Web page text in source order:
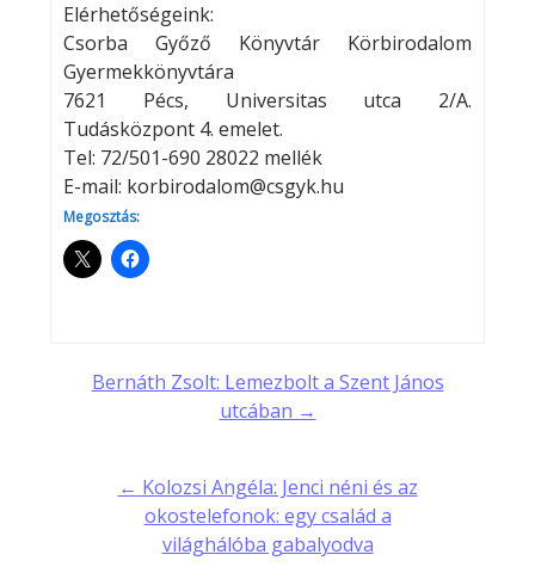
Elérhetőségeink:
Csorba Győző Könyvtár Körbirodalom
Gyermekkönyvtára
7621 Pécs, Universitas utca 2/A.
Tudásközpont 4. emelet.
Tel: 72/501-690 28022 mellék
E-mail: korbirodalom@csgyk.hu
Megosztás:
Post
Bernáth Zsolt: Lemezbolt a Szent János
utcában →
← Kolozsi Angéla: Jenci néni és az
okostelefonok: egy család a
világhálóba gabalyodva